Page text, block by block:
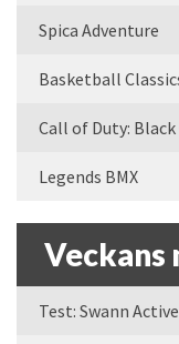
Spica Adventure
Basketball
Call of Duty: Black
Legends BMX
Veckans
Test: Swann